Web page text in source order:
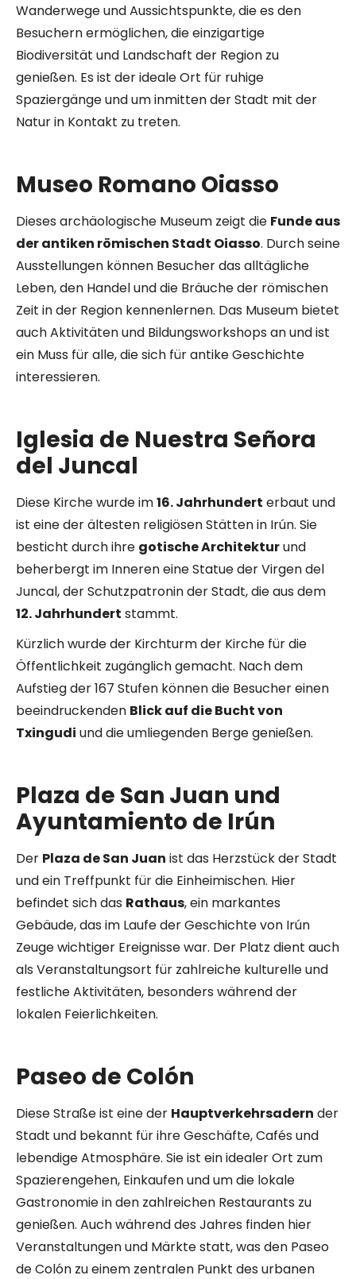
Wanderwege und Aussichtspunkte, die es den
Besuchern ermöglichen, die einzigartige
Biodiversität und Landschaft der Region zu
genießen. Es ist der ideale Ort für ruhige
Spaziergänge und um inmitten der Stadt mit der
Natur in Kontakt zu treten.
Museo Romano Oiasso
Dieses archäologische Museum zeigt die Funde aus
der antiken römischen Stadt Oiasso. Durch seine
Ausstellungen können Besucher das alltägliche
Leben, den Handel und die Bräuche der römischen
Zeit in der Region kennenlernen. Das Museum bietet
auch Aktivitäten und Bildungsworkshops an und ist
ein Muss für alle, die sich für antike Geschichte
interessieren.
Iglesia de Nuestra Señora
del Juncal
Diese Kirche wurde im16. Jahrhundert erbaut und
ist eine der ältesten religiösen Stätten in Irún. Sie
besticht durch ihre gotische Architekturund
beherbergt im Inneren eine Statue der Virgen del
Juncal, der Schutzpatronin der Stadt, die aus dem
12. Jahrhundert stammt.
Kürzlich wurde der Kirchturm der Kirche für die
Öffentlichkeit zugänglich gemacht. Nach dem
Aufstieg der 167 Stufen können die Besucher einen
beeindruckenden Blick auf die Bucht von
Txingudi und die umliegenden Berge genießen.
Plaza de San Juan und
Ayuntamiento de Irún
Der Plaza de San Juan ist das Herzstück der Stadt
und ein Treffpunkt für die Einheimischen. Hier
befindet sich das Rathaus, ein markantes
Gebäude, das im Laufe der Geschichte von Irún
Zeuge wichtiger Ereignisse war. Der Platz dient auch
als Veranstaltungsort für zahlreiche kulturelle und
festliche Aktivitäten, besonders während der
lokalen Feierlichkeiten.
Paseo de Colón
Diese Straße ist eine der Hauptverkehrsadern der
Stadt und bekannt für ihre Geschäfte, Cafés und
lebendige Atmosphäre. Sie ist ein idealer Ort zum
Spazierengehen, Einkaufen und um die lokale
Gastronomie in den zahlreichen Restaurants zu
genießen. Auch während des Jahres finden hier
Veranstaltungen und Märkte statt, was den Paseo
de Colón zu einem zentralen Punkt des urbanen